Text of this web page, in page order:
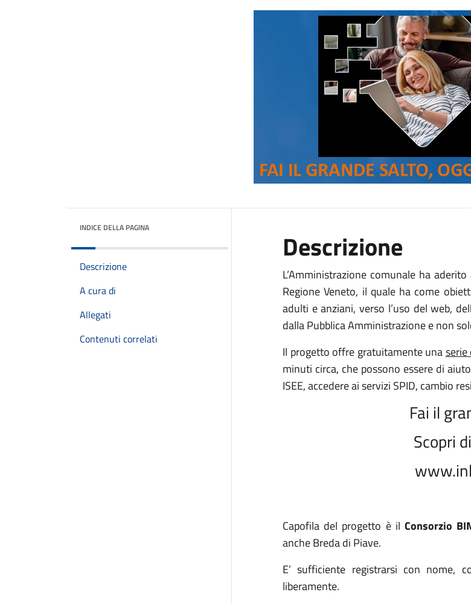
INDICE DELLA PAGINA
Descrizione
A cura di
Allegati
Contenuti correlati
Descrizione
L’Amministrazione comunale ha
Regione Veneto, il quale ha come
adulti e anziani, verso l’uso del web,
dalla Pubblica Amministrazione e non
Il progetto offre gratuitamente una
minuti circa, che possono essere di
ISEE, accedere ai servizi SPID, cambio
Fai il
Scopri
Capofila del progetto è il Consorzio
anche Breda di Piave.
E’ sufficiente registrarsi con nome,
liberamente.